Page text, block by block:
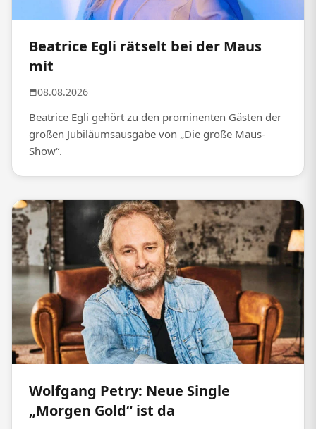
Beatrice Egli rätselt bei der Maus
mit
08.08.2026
Beatrice Egli gehört zu den prominenten Gästen der
großen Jubiläumsausgabe von „Die große Maus-
Show“.
Wolfgang Petry: Neue Single
„Morgen Gold“ ist da